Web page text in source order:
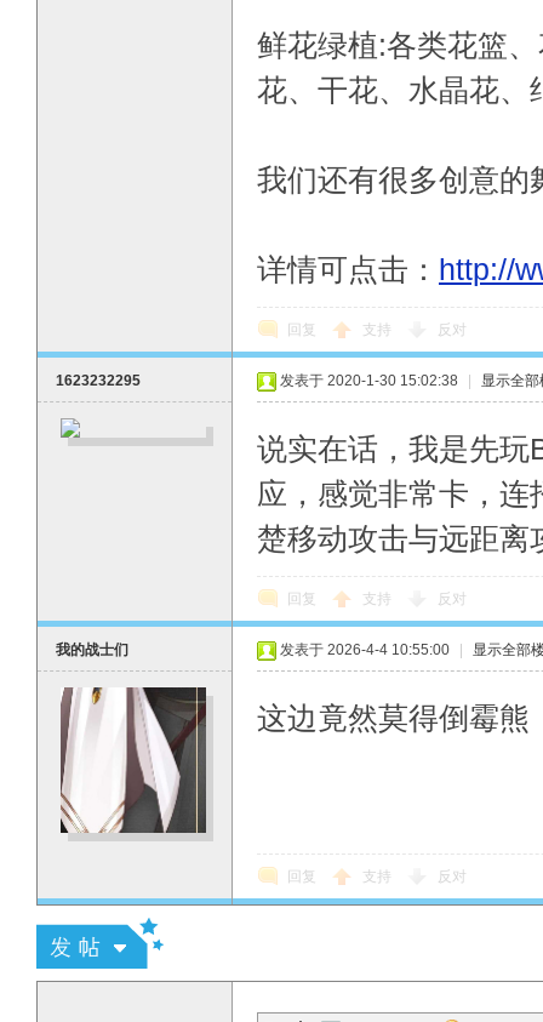
鲜花绿植:各类花篮
花、干花、水晶花、
我们还有很多创意的
详情可点击： http://
回复 支持 反对
1623232295 发表于 2020-1-30 15:02:38 显示全部
说实在话，我是先玩
应，感觉非常卡，
楚移动攻击与远距离
回复 支持 反对
我的战士们 发表于 2026-4-4 10:55:00 显示全部
这边竟然莫得倒霉熊
回复 支持 反对